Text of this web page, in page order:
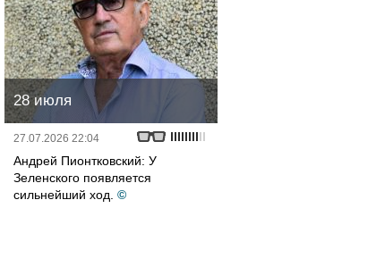
28 июля
27.07.2026 22:04
Андрей Пионтковский: У
Зеленского появляется
сильнейший ход. ©